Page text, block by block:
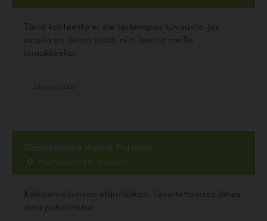
Tästä kohteesta ei ole tarkempaa kuvausta. Jos
sinulla on tietoa tästä, niin ilmoita meille
lomakkeella!
Eläinlääkintä Hanna Porthan
Puumalantie 210, Kaustinen
Kaikkien eläimien eläinlääkäri. Tavoitettavissa lähes
aina puhelimitse